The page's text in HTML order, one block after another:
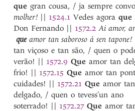
que gran cousa, / ja sempre
molher! || 1524.1 Vedes agoraque
Don Fernando || 1572.2 Ai amor,
que amor tan saboroso á sen tapone!
tan viçoso e tan são, / quen o
verão! || 1572.9 Que amor tan
frio! || 1572.15 Que amor tan
cuidades! || 1572.21 Que amor
delgado, / quen o tevess’un ano
soterrado! || 1572.27 Que amor